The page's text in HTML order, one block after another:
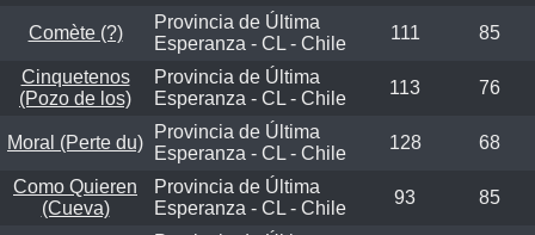
Comète (?)
Provincia de Última
Esperanza - CL - Chile
111 85
Cinquetenos
(Pozo de los)
Provincia de Última
Esperanza - CL - Chile
113 76
Moral (Perte du)
Provincia de Última
Esperanza - CL - Chile
128 68
Como Quieren
(Cueva)
Provincia de Última
Esperanza - CL - Chile
93 85